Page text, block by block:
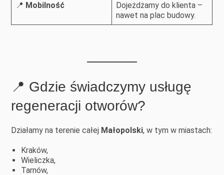
📍 Mobilność
Dojeżdżamy do klienta –
nawet na plac budowy.
📍 Gdzie świadczymy usługę
regeneracji otworów?
Działamy na terenie całej Małopolski, w tym w miastach:
Kraków,
Wieliczka,
Tarnów,